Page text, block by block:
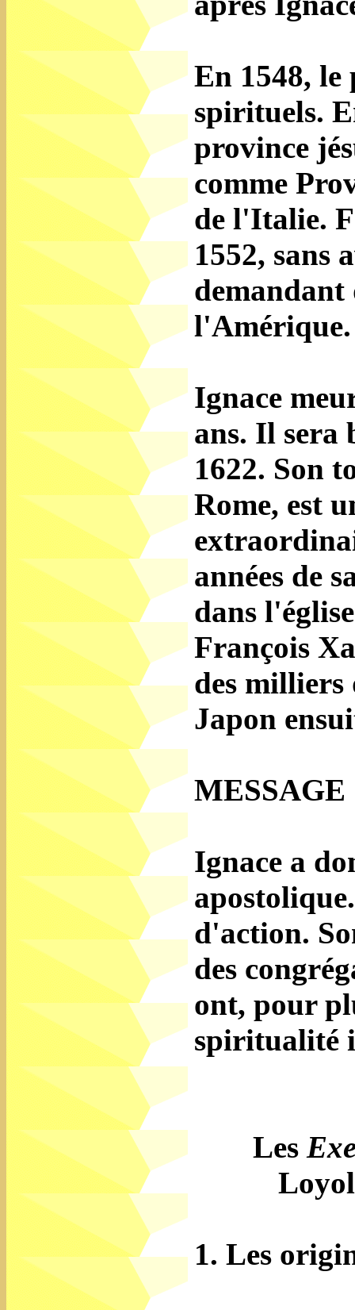
En 1548, le
spirituels.
province
comme
de l'Italie.
1552, sans
demandant
l'Amérique.
Ignace
ans. Il sera
1622. Son
Rome, est
années de
dans
François
des milliers
Japon
Ignace a
d'action.
des
ont, pour
spiritualité
Les
1. Les